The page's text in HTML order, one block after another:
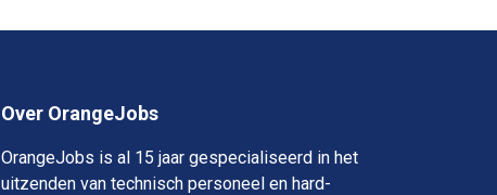
Over OrangeJobs
OrangeJobs is al 15 jaar gespecialiseerd in het
uitzenden van technisch personeel en hard-